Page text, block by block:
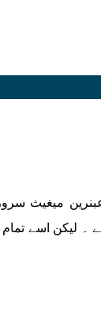
میغیث
۔ لیکن اسے تمام